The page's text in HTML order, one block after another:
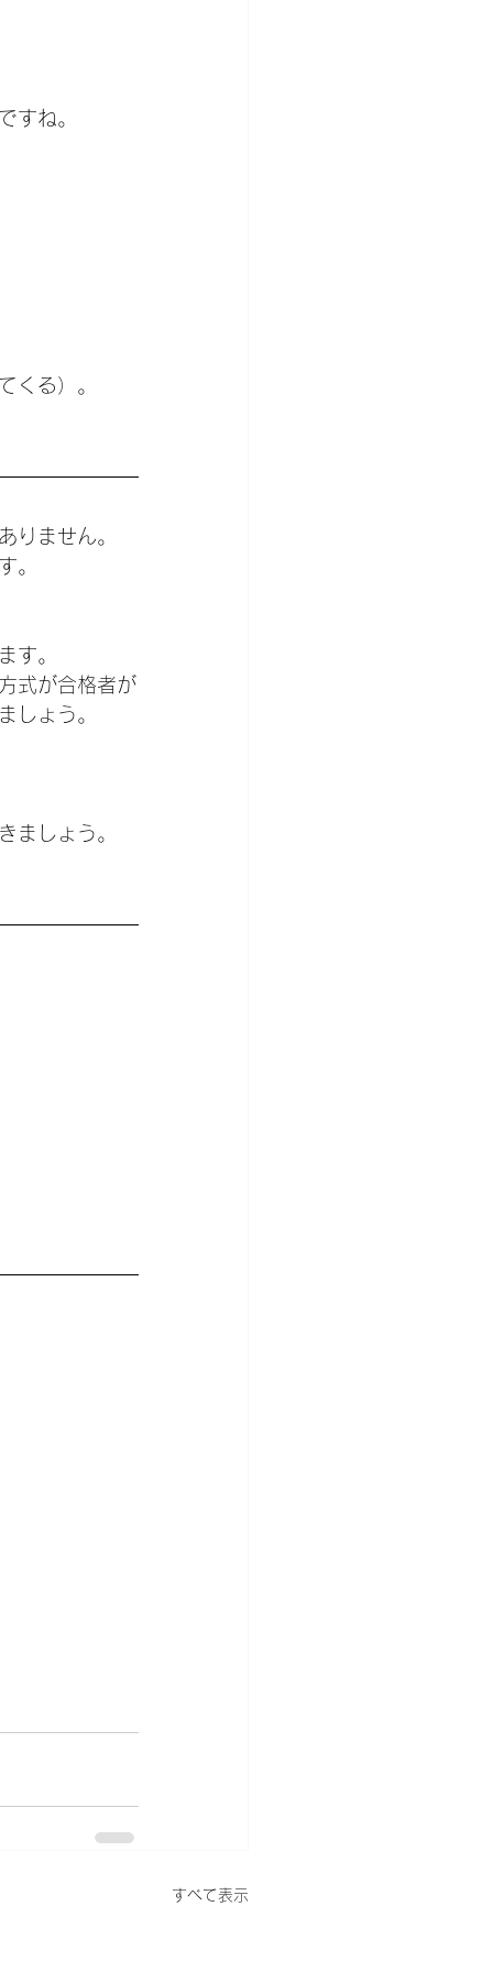
すね。
くる）。
りません。
。
す。
式が合格者が
しょう。
ましょう。
すべて表示